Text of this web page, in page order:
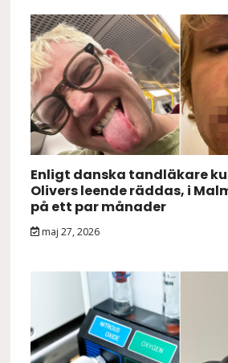
Enligt danska tandläkare
Olivers leende räddas, i
på ett par månader
maj 27, 2026